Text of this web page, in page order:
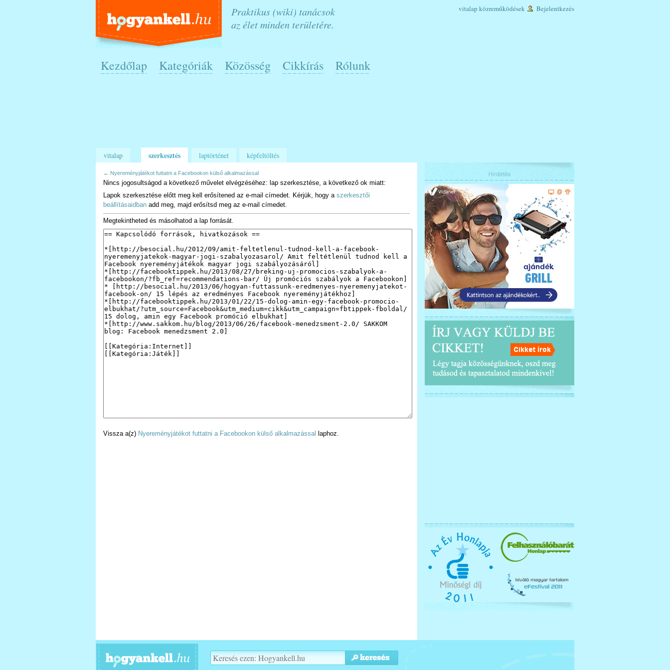
Praktikus (wiki) tanácsok
az élet minden területére.
vitalap közreműködések Bejelentkezés
Kezdőlap Kategóriák Közösség Cikkírás Rólunk
vitalap szerkesztés laptörténet képfeltöltés
← Nyereményjátékot futtatni a Facebookon külső alkalmazással
Nincs jogosultságod a következő művelet elvégzéséhez: lap szerkesztése, a következő ok miatt:
Lapok szerkesztése előtt meg kell erősítened az e-mail címedet. Kérjük, hogy a szerkesztői
beállításaidban add meg, majd erősítsd meg az e-mail címedet.
Megtekintheted és másolhatod a lap forrását.
Vissza a(z) Nyereményjátékot futtatni a Facebookon külső alkalmazással laphoz.